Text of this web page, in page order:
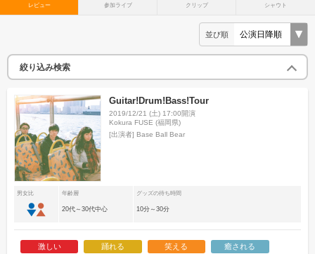
レビュー 参加ライブ クリップ シャウト
並び順
絞り込み検索
Guitar!Drum!Bass!Tour
2019/12/21 (土) 17:00開演
Kokura FUSE (福岡県)
[出演者] Base Ball Bear
男女比 年齢層 グッズの待ち時間
20代～30代中心 10分～30分
激しい 踊れる 笑える
癒される